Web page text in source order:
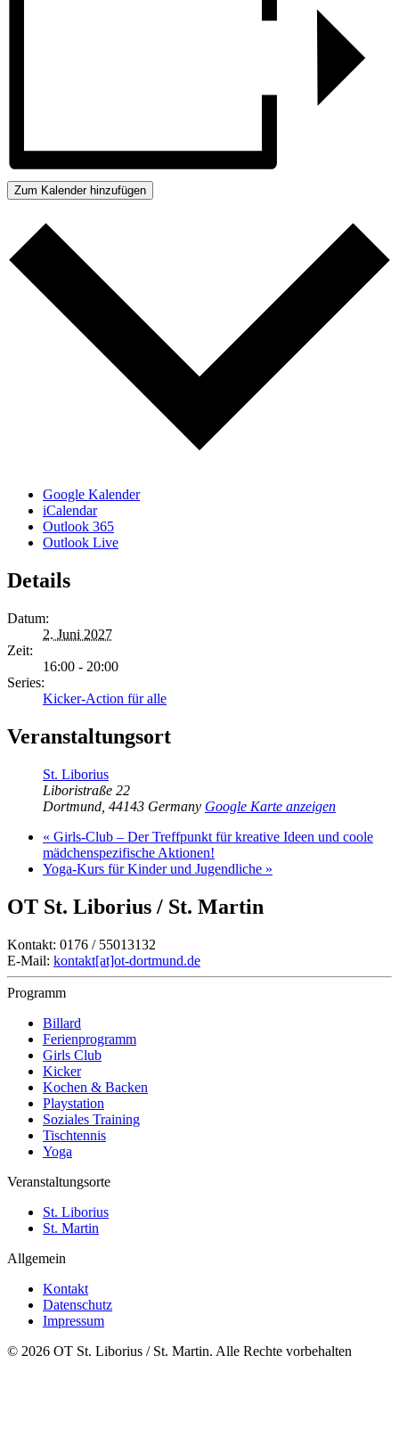
Zum Kalender hinzufügen
Google Kalender
iCalendar
Outlook 365
Outlook Live
Details
Datum:
2. Juni 2027
Zeit:
16:00 - 20:00
Series:
Kicker-Action für alle
Veranstaltungsort
St. Liborius
Liboristraße 22
Dortmund 44143 Germany Google Karte anzeigen
« Girls-Club – Der Treffpunkt für kreative Ideen und coole
mädchenspezifische Aktionen!
Yoga-Kurs für Kinder und Jugendliche »
OT St. Liborius / St. Martin
Kontakt: 0176 / 55013132
E-Mail: kontakt[at]ot-dortmund.de
Programm
Billard
Ferienprogramm
Girls Club
Kicker
Kochen & Backen
Playstation
Soziales Training
Tischtennis
Yoga
Veranstaltungsorte
St. Liborius
St. Martin
Allgemein
Kontakt
Datenschutz
Impressum
© 2026 OT St. Liborius / St. Martin. Alle Rechte vorbehalten